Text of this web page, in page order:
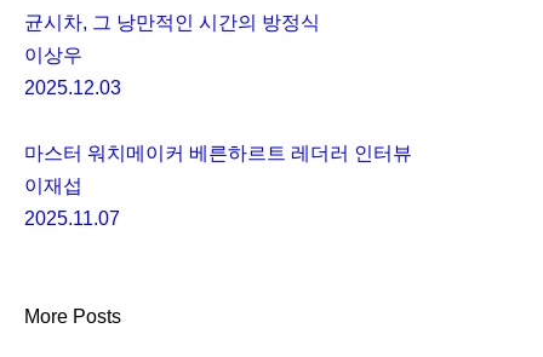
균시차, 그 낭만적인 시간의 방정식
이상우
2025.12.03
마스터 워치메이커 베른하르트 레더러 인터뷰
이재섭
2025.11.07
More Posts